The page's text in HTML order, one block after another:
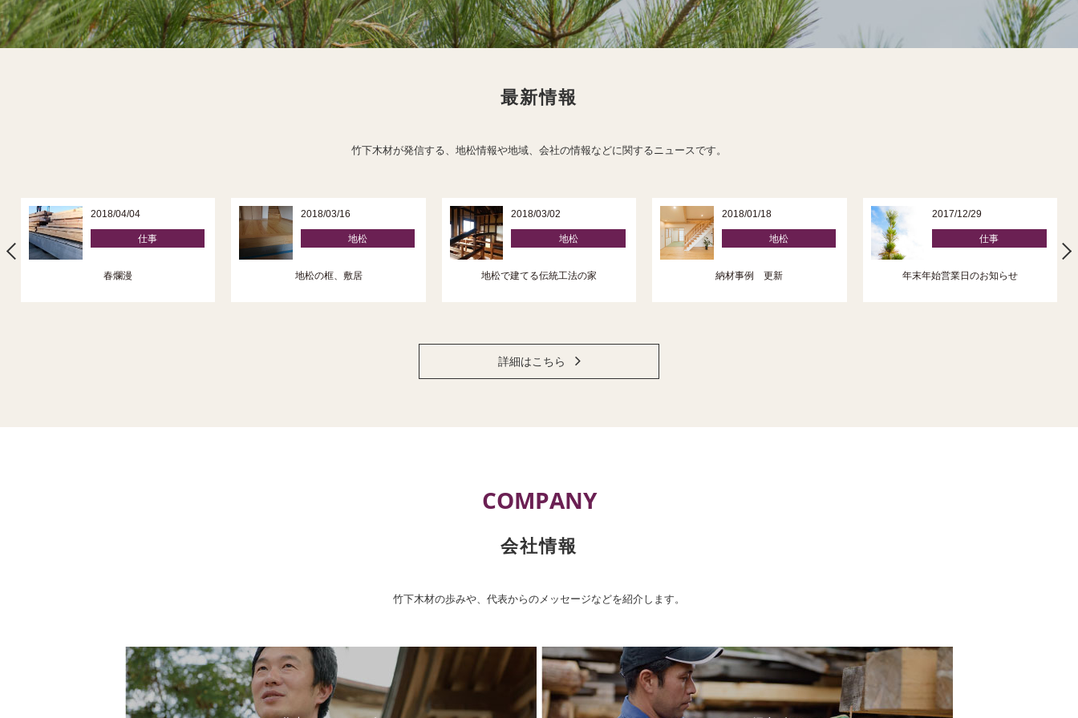
最新情報
竹下木材が発信する、地松情報や地域、会社の情報などに関するニュースです。
2018/04/04
仕事
春爛漫
2018/03/16
地松
地松の框、敷居
2018/03/02
地松
地松で建てる伝統工法の家
2018/01/18
地松
納材事例 更新
2017/12/29
仕事
年末年始営業日のお知らせ
詳細はこちら
COMPANY
会社情報
竹下木材の歩みや、代表からのメッセージなどを紹介します。